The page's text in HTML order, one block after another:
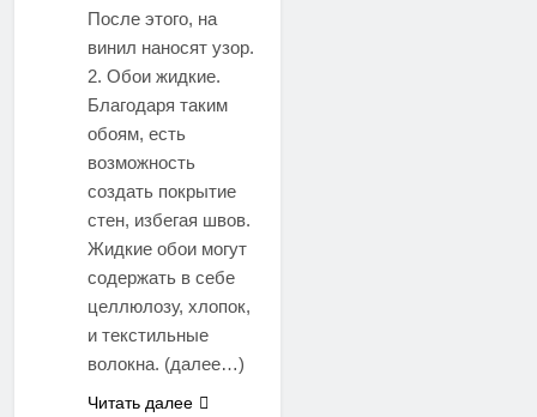
После этого, на
винил наносят узор.
2. Обои жидкие.
Благодаря таким
обоям, есть
возможность
создать покрытие
стен, избегая швов.
Жидкие обои могут
содержать в себе
целлюлозу, хлопок,
и текстильные
волокна. (далее…)
Читать далее